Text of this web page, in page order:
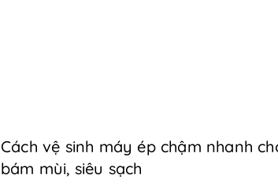
Cách vệ sinh máy ép chậm nhanh
bám mùi, siêu sạch